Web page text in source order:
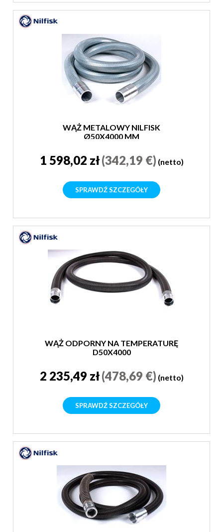
WĄŻ METALOWY NILFISK
Ø50X4000 MM
1 598,02 zł(342,19 €) (netto)
SPRAWDŹ SZCZEGÓŁY
WĄŻ ODPORNY NA TEMPERATURĘ
D50X4000
2 235,49 zł(478,69 €) (netto)
SPRAWDŹ SZCZEGÓŁY